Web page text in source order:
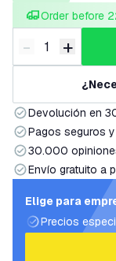
Order before
Disminuir
- +
Devolución en
Pagos seguros
30.000
Envío gratuito a
Elige para
Precios